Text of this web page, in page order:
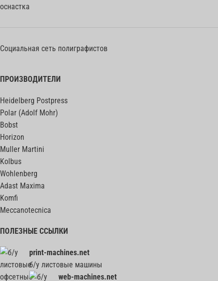
оснастка
Социальная сеть полиграфистов
ПРОИЗВОДИТЕЛИ
Heidelberg Postpress
Polar (Adolf Mohr)
Bobst
Horizon
Muller Martini
Kolbus
Wohlenberg
Adast Maxima
Komfi
Meccanotecnica
ПОЛЕЗНЫЕ ССЫЛКИ
print-machines.net
б/у листовые машины
web-machines.net